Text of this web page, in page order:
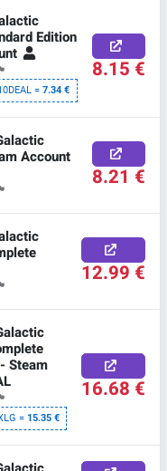
Edition
=7.34 €
8.15 €
Account
8.21 €
12.99 €
Steam
=15.35 €
16.68 €